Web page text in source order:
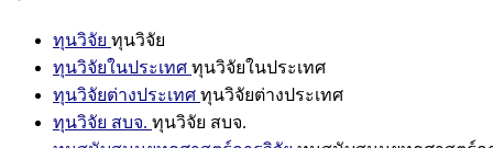
ทุนวิจัย ทุนวิจัย
ทุนวิจัยในประเทศ ทุนวิจัยในประเทศ
ทุนวิจัยต่างประเทศ ทุนวิจัยต่างประเทศ
ทุนวิจัย สบจ. ทุนวิจัย สบจ.